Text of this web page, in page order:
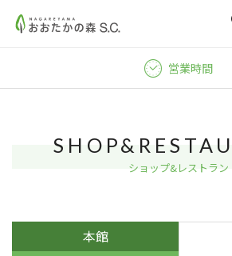
한국어
営業時間
ショップ&レストラン
本館